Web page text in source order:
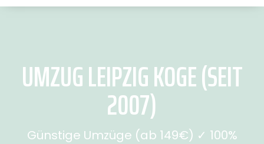
UMZUG LEIPZIG KOGE (SEIT
2007)
Günstige Umzüge (ab 149€) ✓ 100%